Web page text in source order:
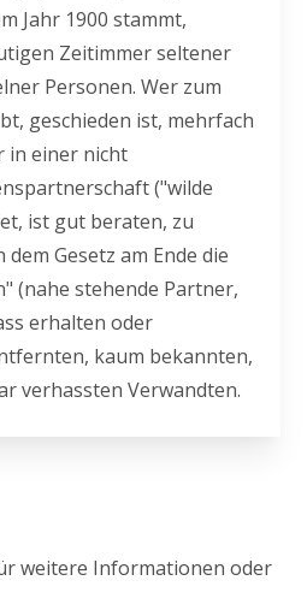
Jahr 1900 stammt,
Zeitimmer seltener
Personen. Wer zum
geschieden ist, mehrfach
in einer nicht
("wilde
ist gut beraten, zu
Gesetz am Ende die
(nahe stehende Partner,
erhalten oder
kaum bekannten,
verhassten Verwandten.
weitere Informationen oder